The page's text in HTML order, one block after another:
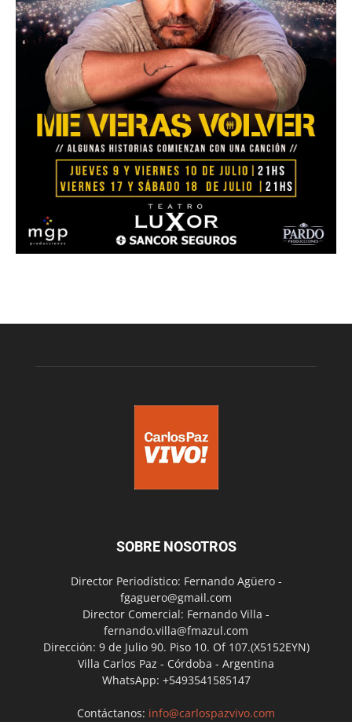
SOBRE NOSOTROS
Director Periodístico: Fernando Agüero -
fgaguero@gmail.com
Director Comercial: Fernando Villa -
fernando.villa@fmazul.com
Dirección: 9 de Julio 90. Piso 10. Of 107.(X5152EYN)
Villa Carlos Paz - Córdoba - Argentina
WhatsApp: +5493541585147
Contáctanos: info@carlospazvivo.com